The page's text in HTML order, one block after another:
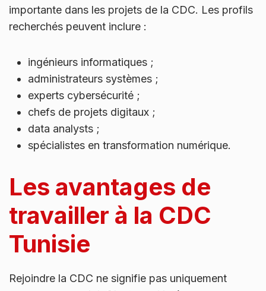
importante dans les projets de la CDC. Les profils
recherchés peuvent inclure :
ingénieurs informatiques ;
administrateurs systèmes ;
experts cybersécurité ;
chefs de projets digitaux ;
data analysts ;
spécialistes en transformation numérique.
Les avantages de
travailler à la CDC
Tunisie
Rejoindre la CDC ne signifie pas uniquement